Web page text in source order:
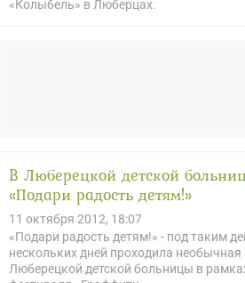
«Колыбель» в Люберцах.
В Люберецкой детской
«Подари радость детям!»
11 октября 2012, 18:07
«Подари радость детям!» - под таким
нескольких дней проходила необычная
Люберецкой детской больницы в